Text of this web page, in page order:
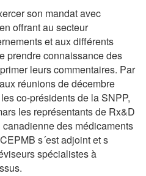
son mandat avec
offrant au secteur
et aux différents
prendre connaissance des
leurs commentaires. Par
réunions de décembre
co-présidents de la SNPP,
les représentants de Rx&D
des médicaments
s´est adjoint et s
spécialistes à